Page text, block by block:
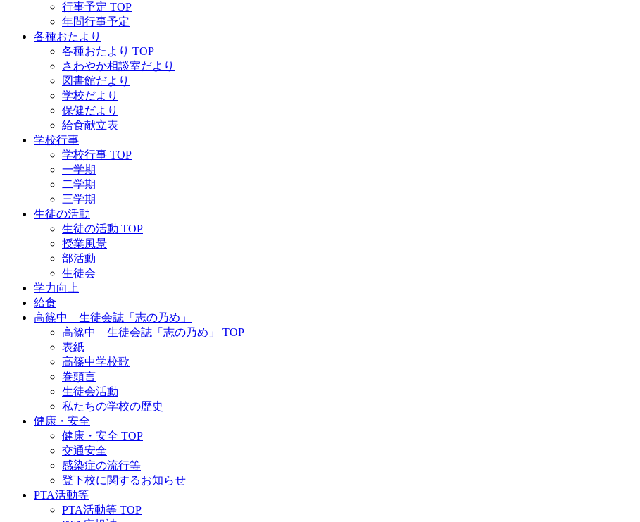
行事予定 TOP
年間行事予定
各種おたより
各種おたより TOP
さわやか相談室だより
図書館だより
学校だより
保健だより
給食献立表
学校行事
学校行事 TOP
一学期
二学期
三学期
生徒の活動
生徒の活動 TOP
授業風景
部活動
生徒会
学力向上
給食
高篠中 生徒会誌「志の乃め」
高篠中 生徒会誌「志の乃め」 TOP
表紙
高篠中学校歌
巻頭言
生徒会活動
私たちの学校の歴史
健康・安全
健康・安全 TOP
交通安全
感染症の流行等
登下校に関するお知らせ
PTA活動等
PTA活動等 TOP